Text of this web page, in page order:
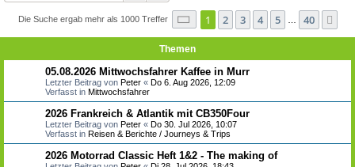
Die Suche ergab mehr als 1000 Treffer Seite 1von 40
1 2 3 4 5 40
Themen
05.08.2026 Mittwochsfahrer Kaffee in Murr
Letzter Beitrag von Peter « Do 6. Aug 2026, 12:09
Verfasst in Mittwochsfahrer
2026 Frankreich & Atlantik mit CB350Four
Letzter Beitrag von Peter « Do 30. Jul 2026, 10:07
Verfasst in Reisen & Berichte / Journeys & Trips
2026 Motorrad Classic Heft 1&2 - The making of